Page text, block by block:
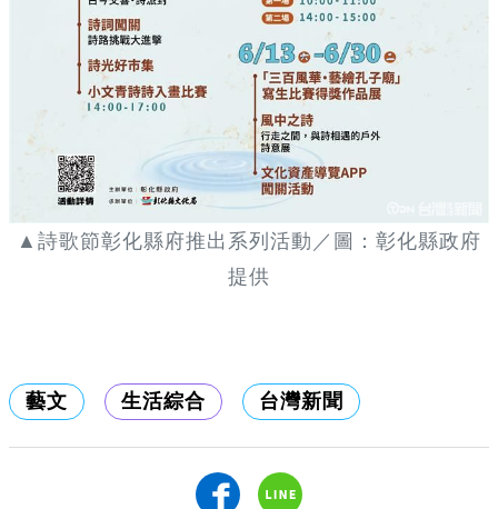
▲詩歌節彰化縣府推出系列活動／圖：彰化縣政府
提供
藝文 生活綜合 台灣新聞